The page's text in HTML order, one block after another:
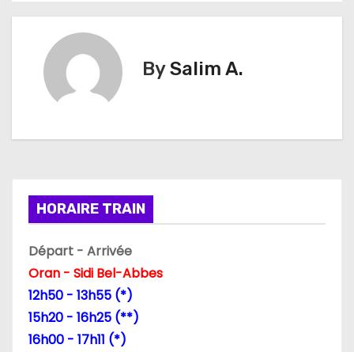
v
t
o
n
d
e
BySalim A.
HORAIRE TRAIN
Départ - Arrivée
Oran - Sidi Bel-Abbes
12h50 - 13h55 (*)
15h20 - 16h25 (**)
16h00 - 17h11 (*)